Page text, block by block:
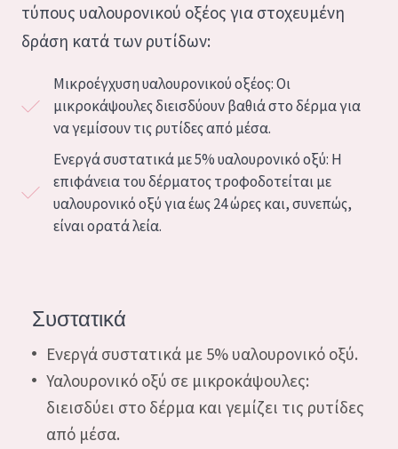
ΚΑΘΑΡΙΣΜΟΣ
Essentials
Lift+
ΤΥΠΟΣ ΔΕΡΜΑΤΟΣ
ΜΙΚΤΟ Ή ΛΙΠΑΡΟ ΔΕΡΜΑ
ΩΡΙΜΟ ΔΕΡΜΑ
ΔΕΡΜΑ ΠΟΥ ΕΚΤΙΘΕΤΑΙ ΣΤΟΝ ΗΛΙΟ
ΗΛΙΚΙΑ
τύπους υαλουρονικού οξέος για στοχευμένη
δράση κατά των ρυτίδων:
Μικροέγχυση υαλουρονικού οξέος: Οι
μικροκάψουλες διεισδύουν βαθιά στο δέρμα για
να γεμίσουν τις ρυτίδες από μέσα.
Ενεργά συστατικά με 5% υαλουρονικό οξύ: Η
επιφάνεια του δέρματος τροφοδοτείται με
υαλουρονικό οξύ για έως 24 ώρες και, συνεπώς,
είναι ορατά λεία.
Συστατικά
Ενεργά συστατικά με 5% υαλουρονικό οξύ.
Υαλουρονικό οξύ σε μικροκάψουλες:
διεισδύει στο δέρμα και γεμίζει τις ρυτίδες
από μέσα.